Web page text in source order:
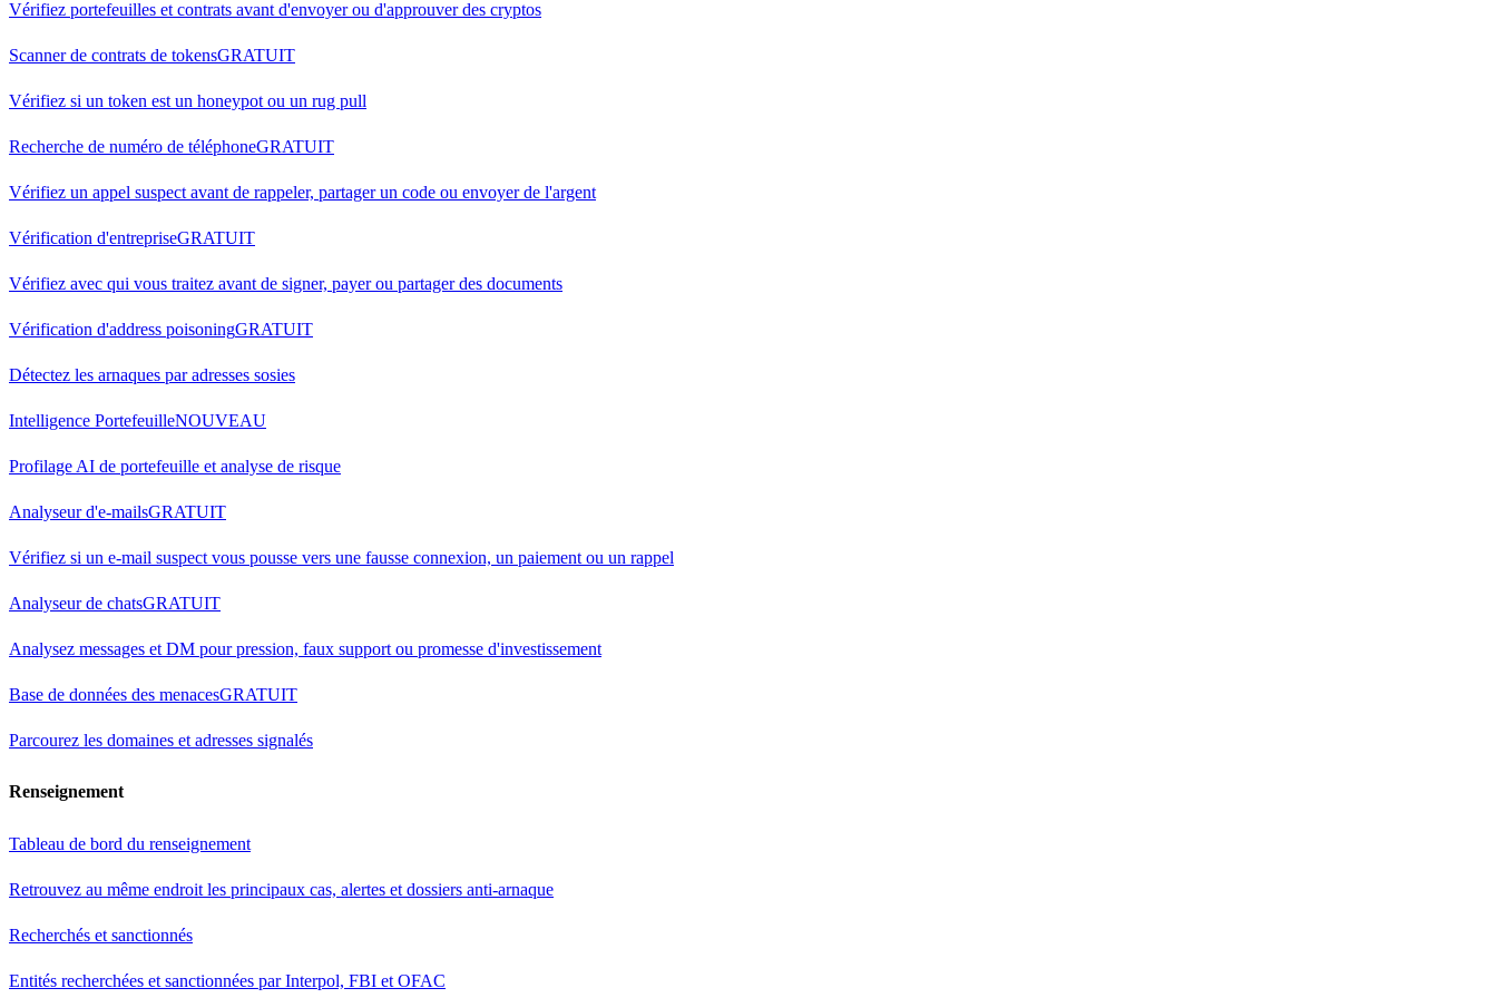
Vérifiez portefeuilles et contrats avant d'envoyer ou d'approuver des cryptos
Scanner de contrats de tokensGRATUIT
Vérifiez si un token est un honeypot ou un rug pull
Recherche de numéro de téléphoneGRATUIT
Vérifiez un appel suspect avant de rappeler, partager un code ou envoyer de l'argent
Vérification d'entrepriseGRATUIT
Vérifiez avec qui vous traitez avant de signer, payer ou partager des documents
Vérification d'address poisoningGRATUIT
Détectez les arnaques par adresses sosies
Intelligence PortefeuilleNOUVEAU
Profilage AI de portefeuille et analyse de risque
Analyseur d'e-mailsGRATUIT
Vérifiez si un e-mail suspect vous pousse vers une fausse connexion, un paiement ou un rappel
Analyseur de chatsGRATUIT
Analysez messages et DM pour pression, faux support ou promesse d'investissement
Base de données des menacesGRATUIT
Parcourez les domaines et adresses signalés
Renseignement
Tableau de bord du renseignement
Retrouvez au même endroit les principaux cas, alertes et dossiers anti-arnaque
Recherchés et sanctionnés
Entités recherchées et sanctionnées par Interpol, FBI et OFAC